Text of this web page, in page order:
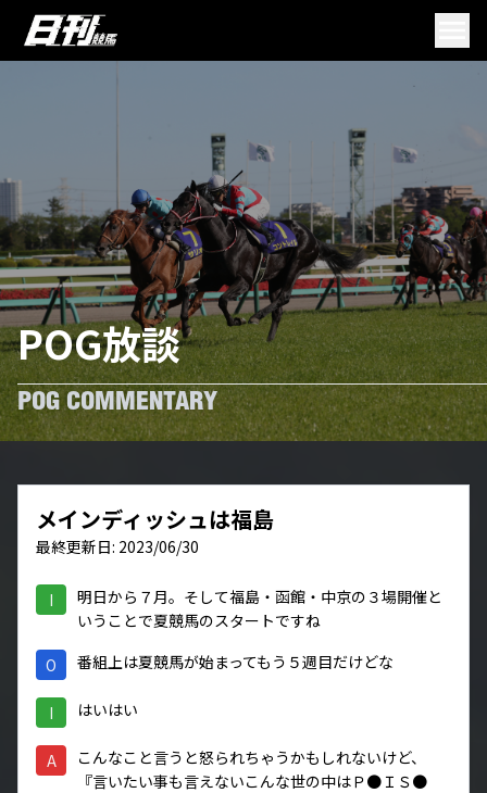
POG放談
POG COMMENTARY
メインディッシュは福島
最終更新日: 2023/06/30
I
明日から７月。そして福島・函館・中京の３場開催と
いうことで夏競馬のスタートですね
O 番組上は夏競馬が始まってもう５週目だけどな
I はいはい
A
こんなこと言うと怒られちゃうかもしれないけど、
『言いたい事も言えないこんな世の中はＰ●ＩＳ●